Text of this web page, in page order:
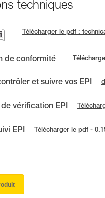
techniques
Télécharger le pdf :
de conformité
et suivre vos EPI
vérification EPI
EPI Télécharger le pdf -